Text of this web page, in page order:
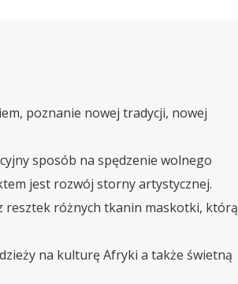
poznanie nowej tradycji, nowej
sposób na spędzenie wolnego
jest rozwój storny artystycznej.
resztek różnych tkanin maskotki, którą
na kulturę Afryki a także świetną